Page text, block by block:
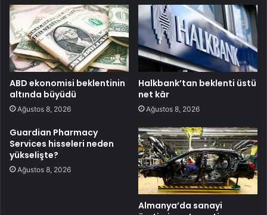
ABD ekonomisi beklentinin
altında büyüdü
Ağustos 8, 2026
Halkbank’tan beklenti üstü
net kâr
Ağustos 8, 2026
Guardian Pharmacy
Services hisseleri neden
yükselişte?
Ağustos 8, 2026
Almanya’da sanayi